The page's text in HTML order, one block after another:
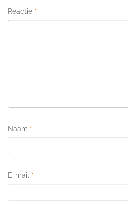
Reactie *
Naam *
E-mail *